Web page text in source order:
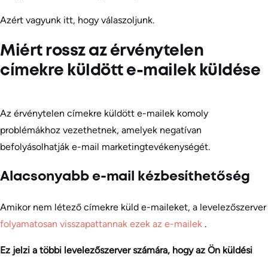
Azért vagyunk itt, hogy válaszoljunk.
Miért rossz az érvénytelen
címekre küldött e-mailek küldése
Az érvénytelen címekre küldött e-mailek komoly
problémákhoz vezethetnek, amelyek negatívan
befolyásolhatják e-mail marketingtevékenységét.
Alacsonyabb e-mail kézbesíthetőség
Amikor nem létező címekre küld e-maileket, a levelezőszerver
folyamatosan visszapattannak ezek az e-mailek .
Ez jelzi a többi levelezőszerver számára, hogy az Ön küldési